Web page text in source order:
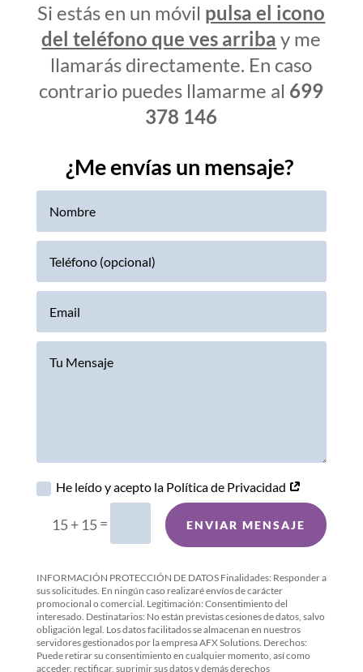
Si estás en un móvil pulsa el icono
del teléfono que ves arriba y me
llamarás directamente. En caso
contrario puedes llamarme al 699
378 146
¿Me envías un mensaje?
He leído y acepto la Política de Privacidad
15 + 15= ENVIAR MENSAJE
INFORMACIÓN PROTECCIÓN DE DATOS Finalidades: Responder a
sus solicitudes. En ningún caso realizaré envíos de carácter
promocional o comercial. Legitimación: Consentimiento del
interesado. Destinatarios: No están previstas cesiones de datos, salvo
obligación legal. Los datos facilitados se almacenan en nuestros
servidores gestionados por la empresa AFX Solutions. Derechos:
Puede retirar su consentimiento en cualquier momento, así como
acceder, rectificar, suprimir sus datos y demás derechos